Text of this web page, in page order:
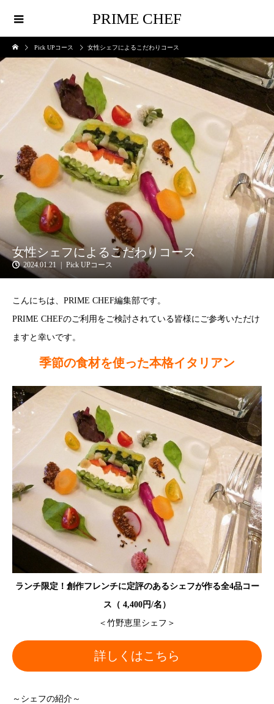
PRIME CHEF
Pick UPコース 女性シェフによるこだわりコース
女性シェフによるこだわりコース
2024.01.21 Pick UPコース
こんにちは、PRIME CHEF編集部です。
PRIME CHEFのご利用をご検討されている皆様にご参考いただけ
ますと幸いです。
季節の食材を使った本格イタリアン
ランチ限定！創作フレンチに定評のあるシェフが作る全4品コー
ス（ 4,400円/名）
＜竹野恵里シェフ＞
詳しくはこちら
～シェフの紹介～